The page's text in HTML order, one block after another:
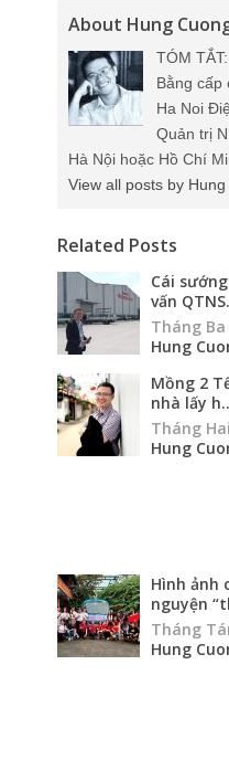
About Hung
TÓM
Bằng cấp
Ha Noi
Quản trị
Hà Nội hoặc Hồ Chí
View all posts by
Related Posts
Cái
vấn
Tháng Ba
Hung
Mồng 2
nhà lấy
Tháng
Hung
Hình ảnh
nguyện
Tháng
Hung